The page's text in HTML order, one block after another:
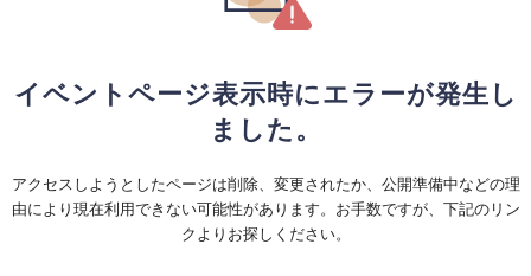
イベントページ表示時にエラーが発生し
ました。
アクセスしようとしたページは削除、変更されたか、公開準備中などの理
由により現在利用できない可能性があります。お手数ですが、下記のリン
クよりお探しください。